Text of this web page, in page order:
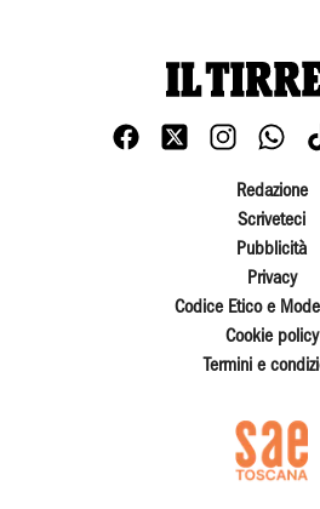
Redazione
Scriveteci
Pubblicità
Privacy
Codice Etico e
Cookie policy
Termini e